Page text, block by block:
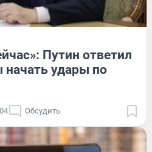
Путин ответил
начать удары по
Обсудить